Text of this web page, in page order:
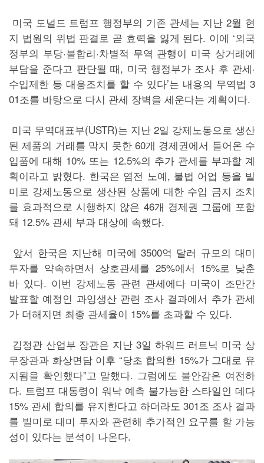
미국 도널드 트럼프 행정부의 기존 관세는 지난 2월 현
지 법원의 위법 판결로 곧 효력을 잃게 된다. 이에 ‘외국
정부의 부당·불합리·차별적 무역 관행이 미국 상거래에
부담을 준다고 판단될 때, 미국 행정부가 조사 후 관세·
수입제한 등 대응조치를 할 수 있다’는 내용의 무역법 3
01조를 바탕으로 다시 관세 장벽을 세운다는 계획이다.
미국 무역대표부(USTR)는 지난 2일 강제노동으로 생산
된 제품의 거래를 막지 못한 60개 경제권에서 들어온 수
입품에 대해 10% 또는 12.5%의 추가 관세를 부과할 계
획이라고 밝혔다. 한국은 염전 노예, 불법 어업 등을 빌
미로 강제노동으로 생산된 상품에 대한 수입 금지 조치
를 효과적으로 시행하지 않은 46개 경제권 그룹에 포함
돼 12.5% 관세 부과 대상에 속했다.
앞서 한국은 지난해 미국에 3500억 달러 규모의 대미
투자를 약속하면서 상호관세를 25%에서 15%로 낮춘
바 있다. 이번 강제노동 관련 관세에다 미국이 조만간
발표할 예정인 과잉생산 관련 조사 결과에서 추가 관세
가 더해지면 최종 관세율이 15%를 초과할 수 있다.
김정관 산업부 장관은 지난 3일 하워드 러트닉 미국 상
무장관과 화상면담 이후 “당초 합의한 15%가 그대로 유
지됨을 확인했다”고 말했다. 그럼에도 불안감은 여전하
다. 트럼프 대통령이 워낙 예측 불가능한 스타일인 데다
15% 관세 합의를 유지한다고 하더라도 301조 조사 결과
를 빌미로 대미 투자와 관련해 추가적인 요구를 할 가능
성이 있다는 분석이 나온다.